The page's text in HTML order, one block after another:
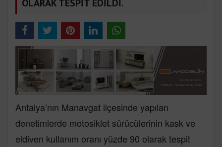
OLARAK TESPİT EDİLDİ.
Antalya’nın Manavgat ilçesinde yapılan
denetimlerde motosiklet sürücülerinin kask ve
eldiven kullanım oranı yüzde 90 olarak tespit